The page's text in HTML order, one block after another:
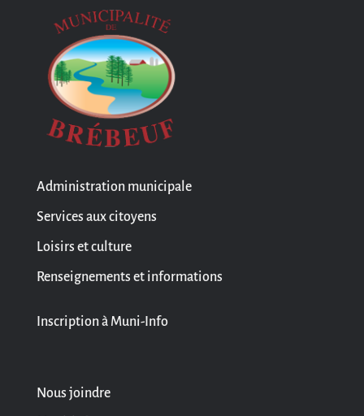
Administration municipale
Services aux citoyens
Loisirs et culture
Renseignements et informations
Inscription à Muni-Info
Nous joindre